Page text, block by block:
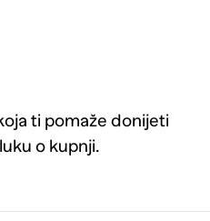
ti pomaže donijeti
o kupnji.